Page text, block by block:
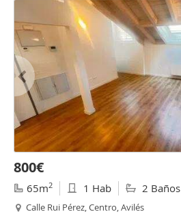
800€
65m2 1 Hab 2 Baños
Calle Rui Pérez, Centro, Avilés